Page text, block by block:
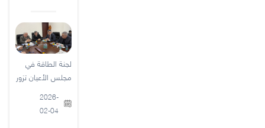
لجنة الطاقة في
مجلس الأعيان تزور
2026-
02-04